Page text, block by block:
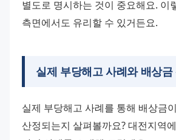
별도로 명시하는 것이 중요해요. 이
측면에서도 유리할 수 있거든요.
실제 부당해고 사례와 배상금
실제 부당해고 사례를 통해 배상금
산정되는지 살펴볼까요? 대전지역